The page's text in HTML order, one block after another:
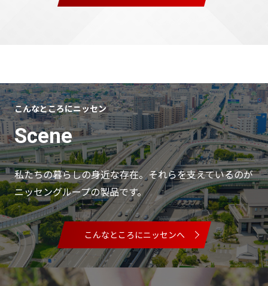
こんなところにニッセン
Scene
私たちの暮らしの身近な存在。それらを支えているのが
ニッセングループの製品です。
こんなところにニッセンへ